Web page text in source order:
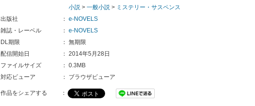
小説 > 一般小説 > ミステリー・サスペンス
出版社
： e-NOVELS
雑誌・レーベル
： e-NOVELS
DL期限
： 無期限
配信開始日
： 2014年5月28日
ファイルサイズ
： 0.3MB
対応ビューア
： ブラウザビューア
作品をシェアする ：